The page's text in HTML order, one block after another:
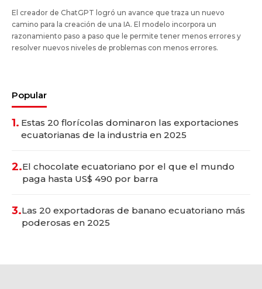
El creador de ChatGPT logró un avance que traza un nuevo
camino para la creación de una IA. El modelo incorpora un
razonamiento paso a paso que le permite tener menos errores y
resolver nuevos niveles de problemas con menos errores.
Popular
1. Estas 20 florícolas dominaron las exportaciones
ecuatorianas de la industria en 2025
2.El chocolate ecuatoriano por el que el mundo
paga hasta US$ 490 por barra
3.Las 20 exportadoras de banano ecuatoriano más
poderosas en 2025